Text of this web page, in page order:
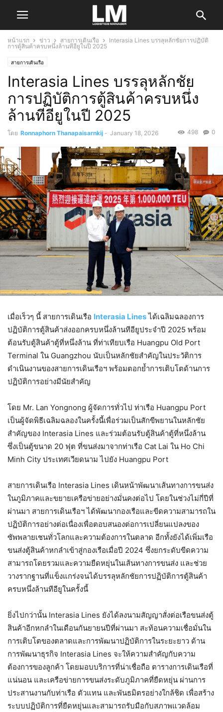
หน้าแรก ข่าว สายการเดินเรือ
Interasia Lines บรรลุหลักชัยการปฏิบัติ
การตู้สินค้าครบหนึ่งล้านทีอียูในปี 2025
สายการเดินเรือ
Interasia Lines บรรลุหลักชัย
การปฏิบัติการตู้สินค้าครบหนึ่ง
ล้านทีอียูในปี 2025
โดย Ronnaphorn Thanapaisarnkij - January 18, 2026 0
498
เมื่อเร็วๆ นี้ สายการเดินเรือ Interasia Linesได้เฉลิมฉลองการ
ปฏิบัติการตู้สินค้าส่งออกครบหนึ่งล้านทีอียูประจำปี 2025 พร้อม
ต้อนรับตู้สินค้าตู้ที่หนึ่งล้าน ที่ท่าเทียบเรือ Huangpu Old Port
Terminal ใน Guangzhou นับเป็นหลักชัยสำคัญในประวัติการ
ดำเนินงานของสายการเดินเรือฯ พร้อมตอกย้ำการเติบโตด้านการ
ปฏิบัติการอย่างมีนัยสำคัญ
โดย Mr. Lan Yongnong ผู้จัดการทั่วไป ท่าเรือ Huangpu Port
เป็นผู้จัดพิธีเฉลิมฉลองในครั้งนี้เพื่อร่วมเป็นสักขีพยานในหลักชัย
สำคัญของ Interasia Lines และร่วมต้อนรับตู้สินค้าตู้ที่หนึ่งล้าน
ซึ่งเป็นตู้ขนาด 20 ฟุต ที่ขนส่งมาจากท่าเรือ Cat Lai ใน Ho Chi
Minh City ประเทศเวียดนาม ไปยัง Huangpu Port
สายการเดินเรือ Interasia Lines เดินหน้าพัฒนาเส้นทางการขนส่ง
ในภูมิภาคและขยายเครือข่ายอย่างมั่นคงต่อไป โดยในช่วงไม่กี่ปีที่
ผ่านมา สายการเดินเรือฯ ได้พัฒนากองเรือและขีดความสามารถใน
ปฏิบัติการอย่างต่อเนื่องเพื่อตอบสนองต่อการเปลี่ยนแปลงของ
ซัพพลายเชนทั่วโลกและความต้องการในตลาด อีกทั้งยังได้เพิ่มเรือ
ขนส่งตู้สินค้าหกลำเข้าสู่กองเรือเมื่อปี 2024 ซึ่งยกระดับขีดความ
สามารถโดยรวมและความยืดหยุ่นในเส้นทางการขนส่ง และช่วย
วางรากฐานที่แข็งแกร่งจนได้บรรลุหลักชัยการปฏิบัติการตู้สินค้า
ครบหนึ่งล้านทีอียูในครั้งนี้
ยิ่งไปกว่านั้น Interasia Lines ยังได้ลงนามสัญญาสั่งต่อเรือขนส่งตู้
สินค้าอีกหกลำในเดือนกันยายนปีที่ผ่านมา สะท้อนความเชื่อมั่นใน
การเติบโตของตลาดและการพัฒนาปฏิบัติการในระยะยาว ด้าน
การพัฒนาธุรกิจ Interasia Lines จะให้ความสำคัญกับความ
ต้องการของลูกค้า โดยมอบบริการที่น่าเชื่อถือ ตารางการเดินเรือที่
แน่นอน และเครือข่ายการขนส่งระดับภูมิภาคที่ยืดหยุ่น ผ่านการ
ประสานงานกับท่าเรือ ตัวแทน และพันธมิตรอย่างใกล้ชิด เพื่อสร้าง
ระบบปฏิบัติการที่ยืดหยุ่นและสามารถรับมือกับสภาพแวดล้อม